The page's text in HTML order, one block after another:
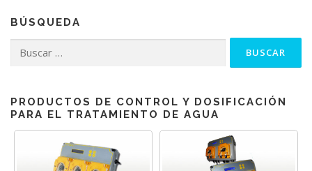
BÚSQUEDA
PRODUCTOS DE CONTROL Y DOSIFICACIÓN
PARA EL TRATAMIENTO DE AGUA